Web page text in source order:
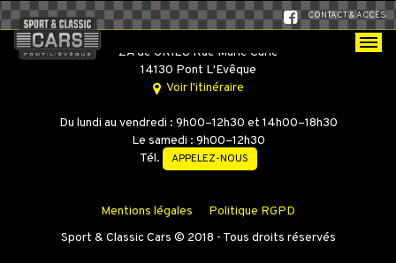
CONTACT & ACCÈS
SPORT & CLASSIC CARS
ZA de GRIEU Rue Marie Curie
14130 Pont L'Evêque
Voir l'itinéraire
Du lundi au vendredi : 9h00–12h30 et 14h00–18h30
Le samedi : 9h00–12h30
Tél.
APPELEZ-NOUS
Mentions légales
Politique RGPD
Sport & Classic Cars © 2018 - Tous droits réservés